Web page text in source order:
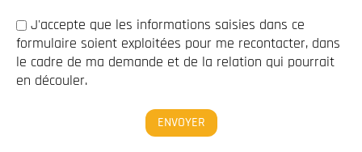
J'accepte que les informations saisies dans ce
formulaire soient exploitées pour me recontacter, dans
le cadre de ma demande et de la relation qui pourrait
en découler.